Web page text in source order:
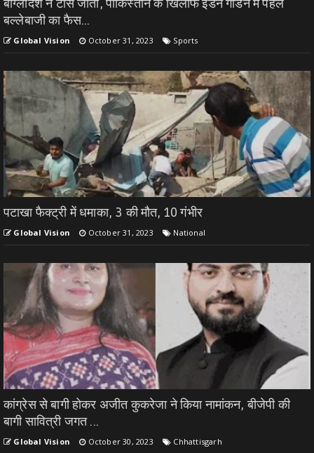
बांग्लादेश ने टॉस जीता, पाकिस्तान के खिलाफ ईडन गार्डन में पहले
बल्लेबाजी का फैस...
Global Vision October 31, 2023 Sports
पटाखा फैक्ट्री में धमाका, 3 की मौत, 10 गंभीर
Global Vision October 31, 2023 National
कांग्रेस से बागी होकर अजीत कुकरेजा ने किया नामांकन, बीजेपी की
बागी सावित्री जगत ...
Global Vision October 30, 2023 Chhattisgarh